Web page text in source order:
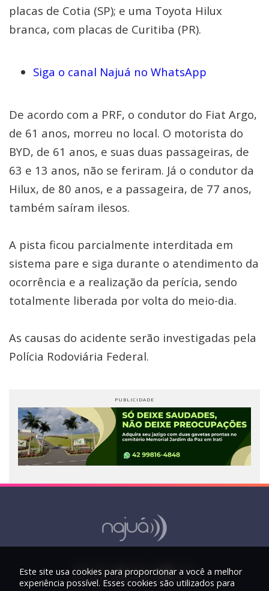
placas de Cotia (SP); e uma Toyota Hilux
branca, com placas de Curitiba (PR).
Siga o canal Najuá no WhatsApp
De acordo com a PRF, o condutor do Fiat Argo,
de 61 anos, morreu no local. O motorista do
BYD, de 61 anos, e suas duas passageiras, de
63 e 13 anos, não se feriram. Já o condutor da
Hilux, de 80 anos, e a passageira, de 77 anos,
também saíram ilesos.
A pista ficou parcialmente interditada em
sistema pare e siga durante o atendimento da
ocorrência e a realização da perícia, sendo
totalmente liberada por volta do meio-dia.
As causas do acidente serão investigadas pela
Polícia Rodoviária Federal.
Este site usa cookies para proporcionar a você a melhor
experiência possível. Esses cookies são utilizados para